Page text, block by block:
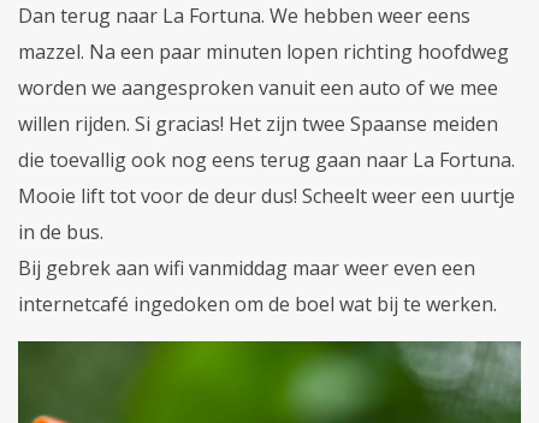
Dan terug naar La Fortuna. We hebben weer eens
mazzel. Na een paar minuten lopen richting hoofdweg
worden we aangesproken vanuit een auto of we mee
willen rijden. Si gracias! Het zijn twee Spaanse meiden
die toevallig ook nog eens terug gaan naar La Fortuna.
Mooie lift tot voor de deur dus! Scheelt weer een uurtje
in de bus.
Bij gebrek aan wifi vanmiddag maar weer even een
internetcafé ingedoken om de boel wat bij te werken.